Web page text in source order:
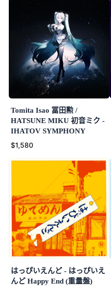
Tomita Isao 冨田勲 /
HATSUNE MIKU 初音ミク -
IHATOV SYMPHONY
$1,580
はっぴいえんど - はっぴいえ
んど Happy End (重量盤)